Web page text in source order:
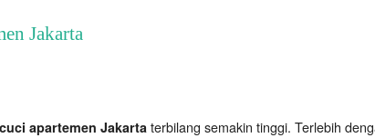
Jakarta
apartemen Jakarta terbilang semakin tinggi. Terlebih